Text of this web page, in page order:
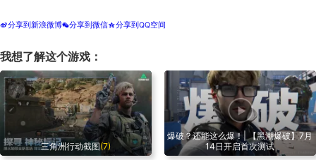
t分享到新浪微博w分享到微信z分享到QQ空间
我想了解这个游戏：
三角洲行动截图(7)
爆破？还能这么爆！| 【黑潮爆破】7月
14日开启首次测试